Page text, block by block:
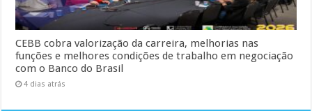
CEBB cobra valorização da carreira, melhorias nas
funções e melhores condições de trabalho em negociação
com o Banco do Brasil
4 dias atrás